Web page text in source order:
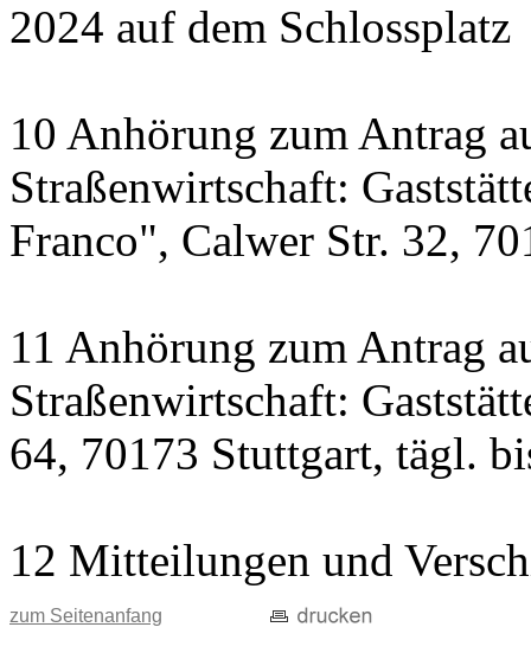
2024 auf dem Schlossplatz
10 Anhörung zum Antrag
Straßenwirtschaft:
Franco", Calwer Str. 32,
11 Anhörung zum Antrag
Straßenwirtschaft:
64, 70173 Stuttgart, tägl.
12 Mitteilungen und
zum Seitenanfang